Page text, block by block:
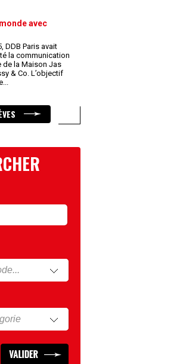
avec
DDB Paris avait
la communication
de la Maison Jas
& Co. L’objectif
...